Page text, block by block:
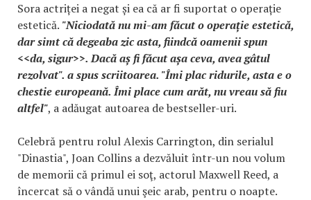
Sora actriței a negat și ea că ar fi suportat o operație
estetică. "Niciodată nu mi-am făcut o operație estetică,
dar simt că degeaba zic asta, fiindcă oamenii spun
<<da, sigur>>. Dacă aș fi făcut așa ceva, avea gâtul
rezolvat". a spus scriitoarea. "Îmi plac ridurile, asta e o
chestie europeană. Îmi place cum arăt, nu vreau să fiu
altfel", a adăugat autoarea de bestseller-uri.
Celebră pentru rolul Alexis Carrington, din serialul
"Dinastia", Joan Collins a dezvăluit într-un nou volum
de memorii că primul ei soţ, actorul Maxwell Reed, a
încercat să o vândă unui şeic arab, pentru o noapte.